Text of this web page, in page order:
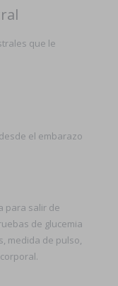
que le
el embarazo
para salir de
de glucemia
medida de pulso,